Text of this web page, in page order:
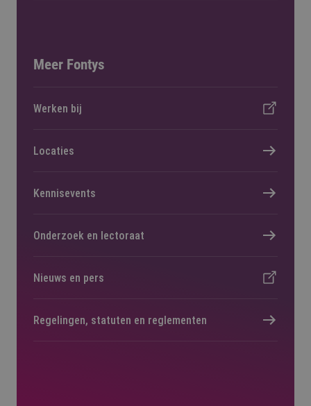
Meer Fontys
Werken bij
Locaties
Kennisevents
Onderzoek en lectoraat
Nieuws en pers
Regelingen, statuten en reglementen